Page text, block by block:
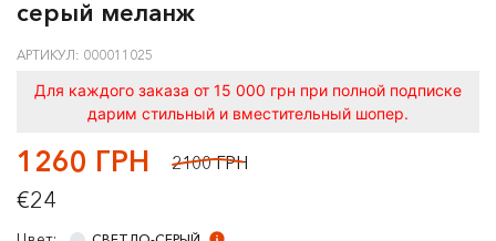
серый меланж
АРТИКУЛ: 000011025
Для каждого заказа от 15 000 грн при полной подписке
дарим стильный и вместительный шопер.
1260 ГРН 2100 ГРН
€24